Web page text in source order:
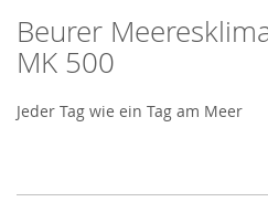
Skip
to
the
of
Beurer
MK 500
Jeder Tag wie ein Tag am Meer